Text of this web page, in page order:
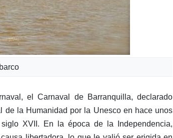
el Carnaval de Barranquilla, declarado
de la Humanidad por la Unesco en hace unos
XVII. En la época de la Independencia,